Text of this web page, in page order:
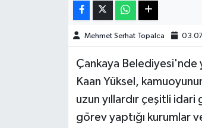
Mehmet Serhat Topalca
Çankaya Belediyesi'nde
Kaan Yüksel,
uzun yıllardır çeşitli
görev yaptığı kurumlar
SürManşet
Teknoloji
KAHRAMANMARAŞ